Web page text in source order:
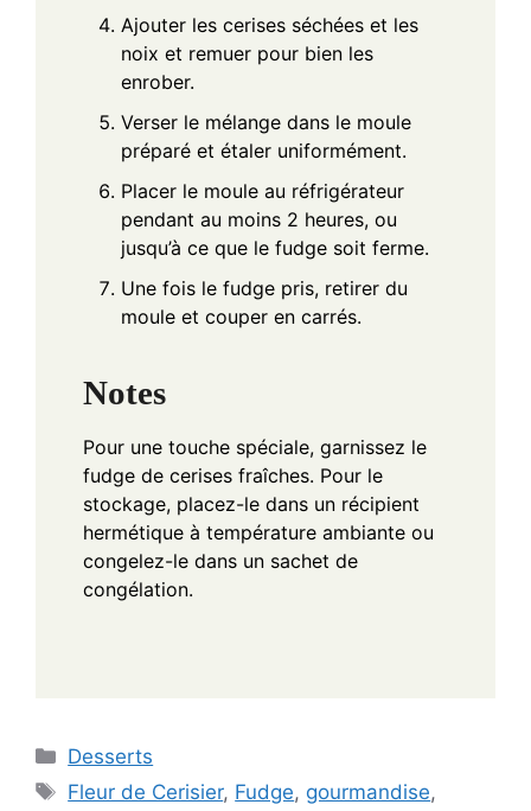
Ajouter les cerises séchées et les
noix et remuer pour bien les
enrober.
Verser le mélange dans le moule
préparé et étaler uniformément.
Placer le moule au réfrigérateur
pendant au moins 2 heures, ou
jusqu’à ce que le fudge soit ferme.
Une fois le fudge pris, retirer du
moule et couper en carrés.
Notes
Pour une touche spéciale, garnissez le
fudge de cerises fraîches. Pour le
stockage, placez-le dans un récipient
hermétique à température ambiante ou
congelez-le dans un sachet de
congélation.
Categories
Desserts
Tags
Fleur de Cerisier, Fudge, gourmandise,